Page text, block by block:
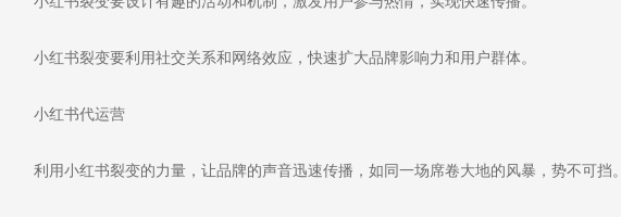
小红书裂变要利用社交关系和网络效应，快速扩大品牌影响力和用户群体。
小红书代运营
利用小红书裂变的力量，让品牌的声音迅速传播，如同一场席卷大地的风暴，势不可挡。